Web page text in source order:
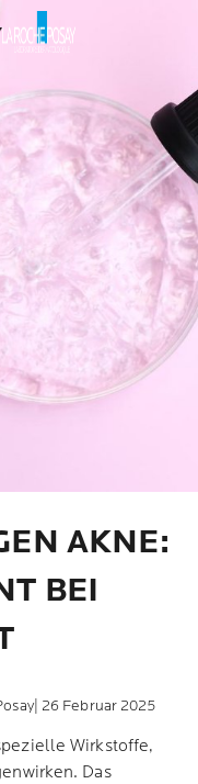
AKNE:
BEI
| 26 Februar 2025
Wirkstoffe,
Das